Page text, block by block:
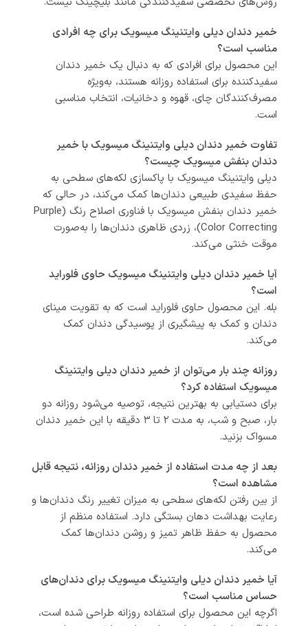
خمیر دندان دیلی وایتنینگ میسویک برای چه افرادی
مناسب است؟
این محصول برای افرادی که به دنبال یک خمیر دندان
سفیدکننده برای استفاده روزانه هستند، به‌ویژه
مصرف‌کنندگان چای، قهوه و دخانیات، انتخاب مناسبی
است.
تفاوت خمیر دندان دیلی وایتنینگ میسویک با خمیر
دندان بنفش میسویک چیست؟
دیلی وایتنینگ میسویک با پاکسازی لکه‌های سطحی به
حفظ سفیدی طبیعی دندان‌ها کمک می‌کند، در حالی که
خمیر دندان بنفش میسویک با فناوری اصلاح رنگ (Purple
Color Correcting)، زردی ظاهری دندان‌ها را به‌صورت
موقت خنثی می‌کند.
آیا خمیر دندان دیلی وایتنینگ میسویک حاوی فلوراید
است؟
بله. این محصول حاوی فلوراید است که به تقویت مینای
دندان و کمک به پیشگیری از پوسیدگی دندان کمک
می‌کند.
روزانه چند بار می‌توان از خمیر دندان دیلی وایتنینگ
میسویک استفاده کرد؟
برای دستیابی به بهترین نتیجه، توصیه می‌شود روزانه دو
بار، صبح و شب، به مدت ۲ تا ۳ دقیقه با این خمیر دندان
مسواک بزنید.
بعد از چه مدت استفاده از خمیر دندان روزانه، نتیجه قابل
مشاهده است؟
از بین رفتن لکه‌های سطحی به میزان تغییر رنگ دندان‌ها و
رعایت بهداشت دهان بستگی دارد. استفاده منظم از
محصول به حفظ ظاهر تمیز و روشن دندان‌ها کمک
می‌کند.
آیا خمیر دندان دیلی وایتنینگ میسویک برای دندان‌های
حساس مناسب است؟
اگرچه این محصول برای استفاده روزانه طراحی شده است،